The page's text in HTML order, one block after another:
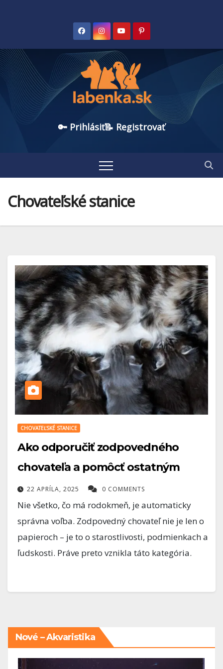
🔑 Prihlásiť📝 Registrovať
Chovateľské stanice
CHOVATEĽSKÉ STANICE
Ako odporučiť zodpovedného
chovateľa a pomôcť ostatným
22 APRÍLA, 2025 0 COMMENTS
Nie všetko, čo má rodokmeň, je automaticky
správna voľba. Zodpovedný chovateľ nie je len o
papieroch – je to o starostlivosti, podmienkach a
ľudskosti. Práve preto vznikla táto kategória.
Nové – Akvaristika